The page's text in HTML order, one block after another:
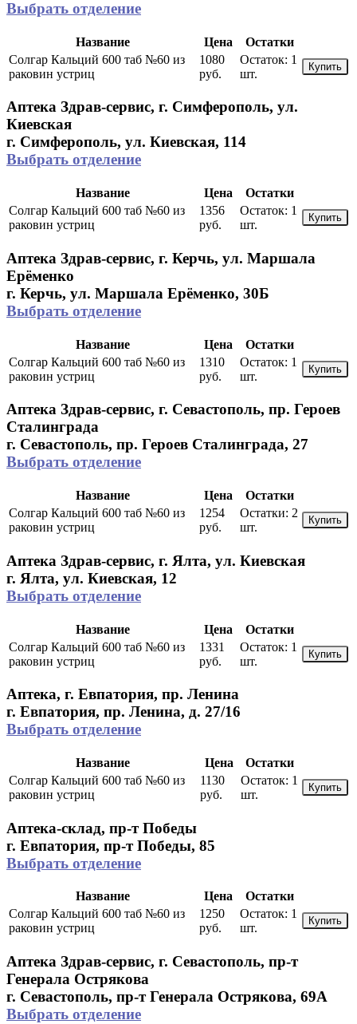
Выбрать отделение
Название Цена
Остатки
Солгар Кальций 600 таб №60 из
раковин устриц
1080
руб.
Остаток: 1
шт.
Купить
Аптека Здрав-сервис, г. Симферополь, ул.
Киевская
г. Симферополь, ул. Киевская, 114
Выбрать отделение
Название Цена
Остатки
Солгар Кальций 600 таб №60 из
раковин устриц
1356
руб.
Остаток: 1
шт.
Купить
Аптека Здрав-сервис, г. Керчь, ул. Маршала
Ерёменко
г. Керчь, ул. Маршала Ерёменко, 30Б
Выбрать отделение
Название Цена
Остатки
Солгар Кальций 600 таб №60 из
раковин устриц
1310
руб.
Остаток: 1
шт.
Купить
Аптека Здрав-сервис, г. Севастополь, пр. Героев
Сталинграда
г. Севастополь, пр. Героев Сталинграда, 27
Выбрать отделение
Название Цена
Остатки
Солгар Кальций 600 таб №60 из
раковин устриц
1254
руб.
Остатки: 2
шт.
Купить
Аптека Здрав-сервис, г. Ялта, ул. Киевская
г. Ялта, ул. Киевская, 12
Выбрать отделение
Название Цена
Остатки
Солгар Кальций 600 таб №60 из
раковин устриц
1331
руб.
Остаток: 1
шт.
Купить
Аптека, г. Евпатория, пр. Ленина
г. Евпатория, пр. Ленина, д. 27/16
Выбрать отделение
Название Цена
Остатки
Солгар Кальций 600 таб №60 из
раковин устриц
1130
руб.
Остаток: 1
шт.
Купить
Аптека-склад, пр-т Победы
г. Евпатория, пр-т Победы, 85
Выбрать отделение
Название Цена
Остатки
Солгар Кальций 600 таб №60 из
раковин устриц
1250
руб.
Остаток: 1
шт.
Купить
Аптека Здрав-сервис, г. Севастополь, пр-т
Генерала Острякова
г. Севастополь, пр-т Генерала Острякова, 69А
Выбрать отделение